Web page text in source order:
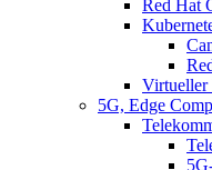
Red Hat
Virtueller
5G, Edge